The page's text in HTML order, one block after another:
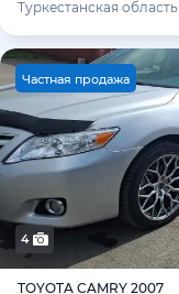
Туркестанская область
Частная продажа
4
TOYOTA CAMRY 2007